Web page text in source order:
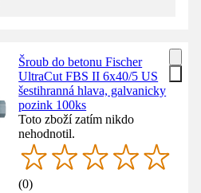
Šroub do betonu Fischer
UltraCut FBS II 6x40/5 US
šestihranná hlava, galvanicky
pozink 100ks
Toto zboží zatím nikdo
nehodnotil.
(0)